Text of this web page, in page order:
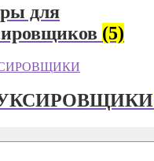
для
(5)